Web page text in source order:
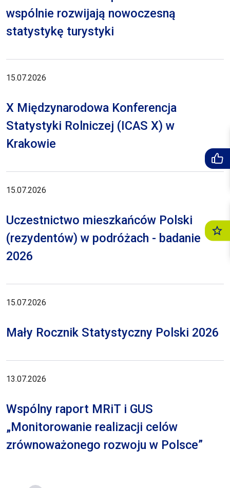
wspólnie rozwijają nowoczesną
statystykę turystyki
15.07.2026
X Międzynarodowa Konferencja
Statystyki Rolniczej (ICAS X) w
Krakowie
15.07.2026
Uczestnictwo mieszkańców Polski
(rezydentów) w podróżach - badanie
2026
15.07.2026
Mały Rocznik Statystyczny Polski 2026
13.07.2026
Wspólny raport MRiT i GUS
„Monitorowanie realizacji celów
zrównoważonego rozwoju w Polsce”